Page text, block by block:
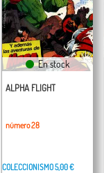
En stock
ALPHA FLIGHT
número 28
COLECCIONISMO5,00 €